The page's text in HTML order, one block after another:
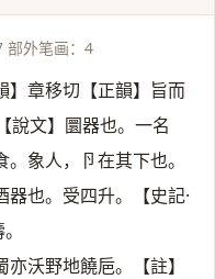
部外笔画：4
】章移切【正韻】旨而
說文】圜器也。一名
象人，卪在其下也。
器也。受四升。【史記·
沃野地饒巵。【註】